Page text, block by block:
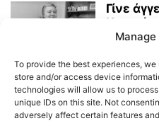
Γίνε
Τήνου
To provide the best experiences,
store and/or access device
technologies will allow us to
unique IDs on this site. Not
adversely affect certain features